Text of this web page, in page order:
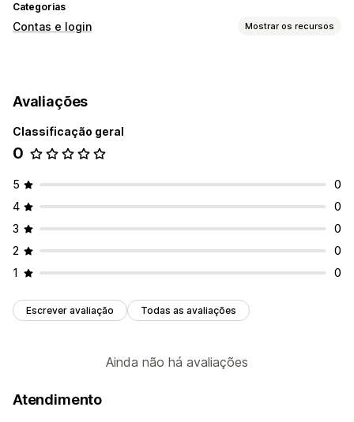
Categorias
Contas e login Mostrar os recursos
Verificação por e-mail
Gestão de conta
Portal de contas
Avaliações
Classificação geral
0
5
0
4
0
3
0
2
0
1
0
Escrever avaliação Todas as avaliações
Ainda não há avaliações
Atendimento